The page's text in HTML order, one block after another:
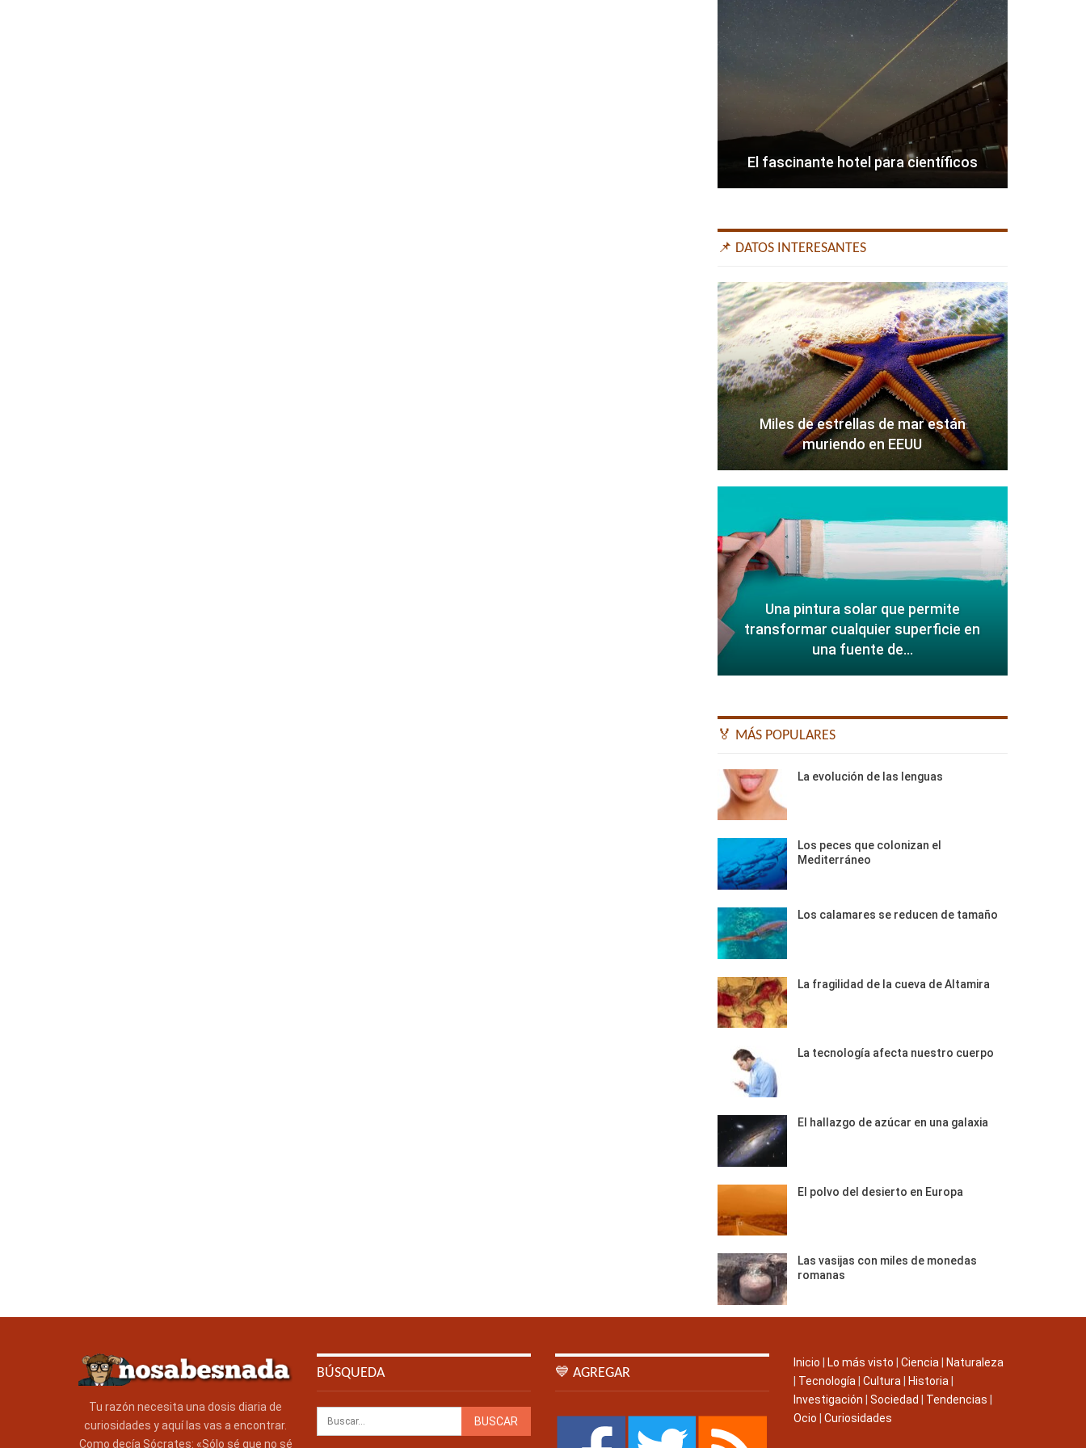
El fascinante hotel para científicos
📌 DATOS INTERESANTES
Miles de estrellas de mar están
muriendo en EEUU
Una pintura solar que permite
transformar cualquier superficie en
una fuente de…
🏅 MÁS POPULARES
La evolución de las lenguas
Los peces que colonizan el
Mediterráneo
Los calamares se reducen de tamaño
La fragilidad de la cueva de Altamira
La tecnología afecta nuestro cuerpo
El hallazgo de azúcar en una galaxia
El polvo del desierto en Europa
Las vasijas con miles de monedas
romanas
Tu razón necesita una dosis diaria de
curiosidades y aquí las vas a encontrar.
Como decía Sócrates: «Sólo sé que no sé
BÚSQUEDA 💙 AGREGAR
Inicio Lo más visto Ciencia
Naturaleza
Tecnología Cultura Historia
Investigación
Sociedad Tendencias
Ocio
Curiosidades